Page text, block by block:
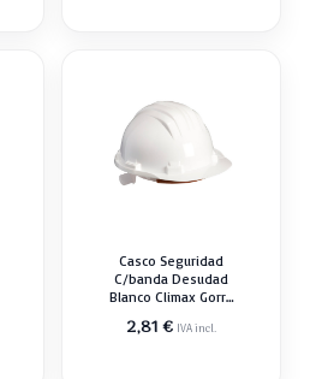
Casco Seguridad
C/banda Desudad
Blanco Climax Gorra
2,81€ IVA incl.